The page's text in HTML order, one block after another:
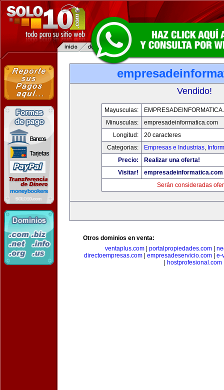
Vendido!
Mayusculas:
Minusculas:
empresadeinformatica.com
Longitud:
20 caracteres
Categorias:
Empresas e Industrias,
Precio:
Realizar una oferta!
Visitar!
empresadeinformatica.com
Serán consideradas
Otros dominios en venta:
ventaplus.com
portalpropiedades.com
directoempresas.com
empresadeservicio.com
e-
hostprofesional.com